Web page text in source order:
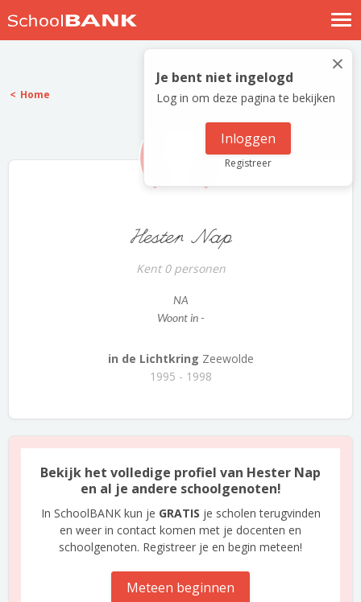
Nostalgische verhalen
Log in
Meld je gratis aan
×
Je bent niet ingelogd
Log in om deze pagina te bekijken
Inloggen
Registreer
Home
Hester Nap
Kent 0 personen
NA
Woont in -
in de Lichtkring Zeewolde
1995 - 1998
Bekijk het volledige profiel van Hester Nap
en al je andere schoolgenoten!
In SchoolBANK kun je GRATIS je scholen terugvinden
en weer in contact komen met je docenten en
schoolgenoten. Registreer je en begin meteen!
Meteen beginnen